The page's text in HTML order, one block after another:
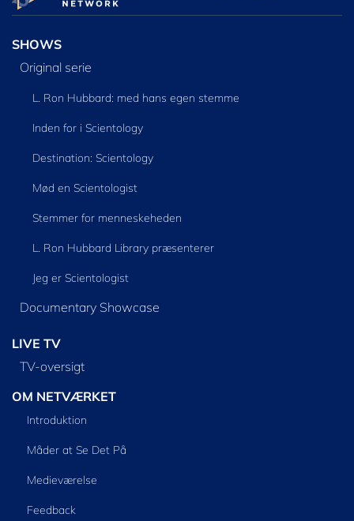
SHOWS
Original serie
L. Ron Hubbard: med hans egen stemme
Inden for i Scientology
Destination: Scientology
Mød en Scientologist
Stemmer for menneskeheden
L. Ron Hubbard Library præsenterer
Jeg er Scientologist
Documentary Showcase
LIVE TV
TV-oversigt
OM NETVÆRKET
Introduktion
Måder at Se Det På
Medieværelse
Feedback